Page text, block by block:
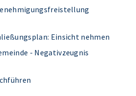
Einsicht nehmen
- Negativzeugnis